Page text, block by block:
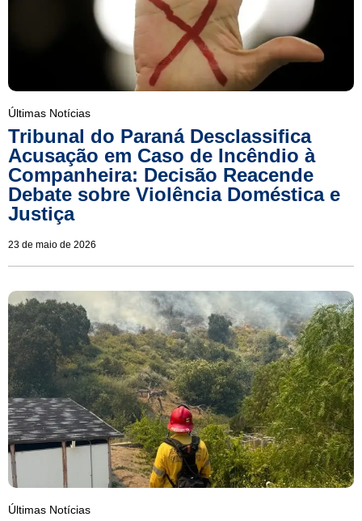
Últimas Notícias
Tribunal do Paraná Desclassifica
Acusação em Caso de Incêndio à
Companheira: Decisão Reacende
Debate sobre Violência Doméstica e
Justiça
23 de maio de 2026
Últimas Notícias